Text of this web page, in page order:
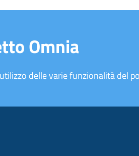
Omnia
delle varie funzionalità del